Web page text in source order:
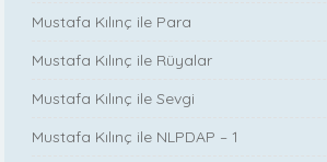
Mustafa Kılınç ile Para
Mustafa Kılınç ile Rüyalar
Mustafa Kılınç ile Sevgi
Mustafa Kılınç ile NLPDAP – 1